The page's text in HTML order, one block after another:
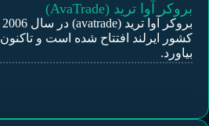
بروکر آوا ترید (AvaTrade)
بیاورد.